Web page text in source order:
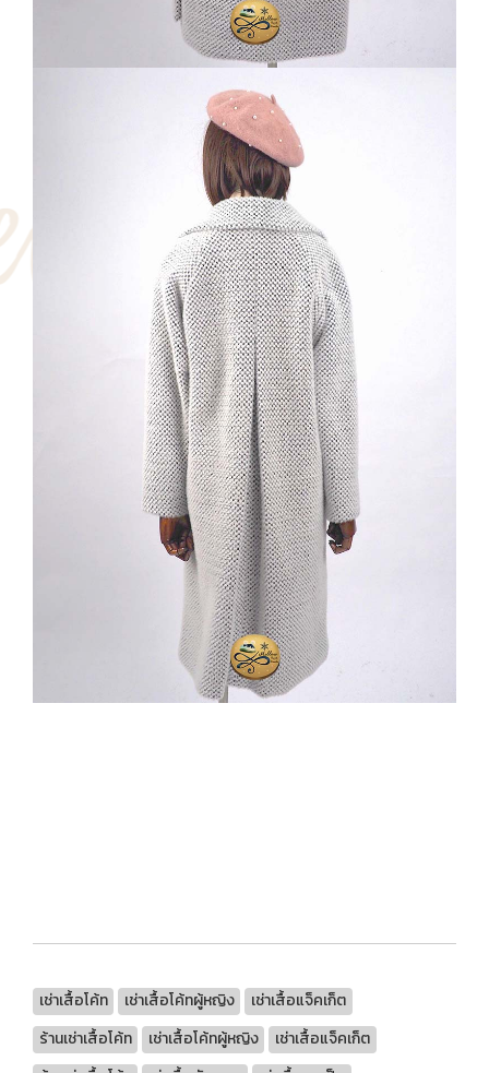
เช่าเสื้อโค้ท เช่าเสื้อโค้ทผู้หญิง
เช่าเสื้อแจ็คเก็ต
ร้านเช่าเสื้อโค้ท
เช่าเสื้อโค้ทผู้หญิง
เช่าเสื้อแจ็คเก็ต